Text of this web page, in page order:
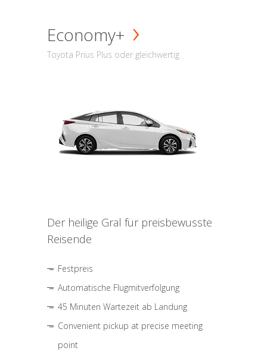
Economy+
Toyota Prius Plus oder gleichwertig
Der heilige Gral für preisbewusste
Reisende
Festpreis
Automatische Flugmitverfolgung
45 Minuten Wartezeit ab Landung
Convenient pickup at precise meeting
point